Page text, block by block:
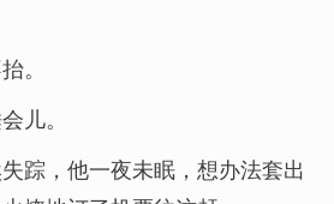
。
儿。
踪，他一夜未眠，想办法套出